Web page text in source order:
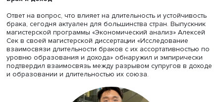
Рыночная власть потребителей усиливается еще и за
контроля со стороны Федеральной антимонопольной
которая не позволяет операторам необоснованно
цены.
На основе сделанных выводов был проведен
анализ. В выборке было представлено около 3000
наблюдений с данными по регионам России,
располагаемых доходах на душу населения, объеме